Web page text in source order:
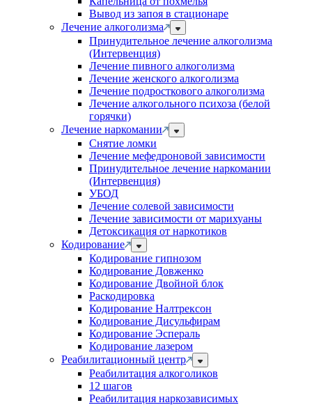
Вывод из запоя в стационаре
Лечение алкоголизма
Принудительное лечение алкоголизма
(Интервенция)
Лечение пивного алкоголизма
Лечение женского алкоголизма
Лечение подросткового алкоголизма
Лечение алкогольного психоза (белой
горячки)
Лечение наркомании
Снятие ломки
Лечение мефедроновой зависимости
Принудительное лечение наркомании
(Интервенция)
УБОД
Лечение солевой зависимости
Лечение зависимости от марихуаны
Детоксикация от наркотиков
Кодирование
Кодирование гипнозом
Кодирование Довженко
Кодирование Двойной блок
Раскодировка
Кодирование Налтрексон
Кодирование Дисульфирам
Кодирование Эспераль
Кодирование лазером
Реабилитационный центр
Реабилитация алкоголиков
12 шагов
Реабилитация наркозависимых